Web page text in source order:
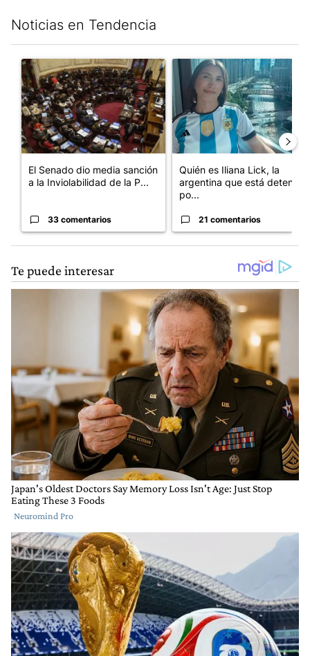
Noticias en Tendencia
Un artículo de tendencia con el título "El Senado dio media
El Senado dio media sanción
a la Inviolabilidad de la P...
33 comentarios
Un artículo de tendencia con
Quién es Iliana Lick, la
argentina que está detenida
po...
21 comentarios